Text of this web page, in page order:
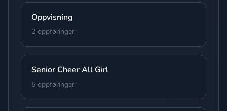
Oppvisning
2 oppføringer
Senior Cheer All Girl
5 oppføringer